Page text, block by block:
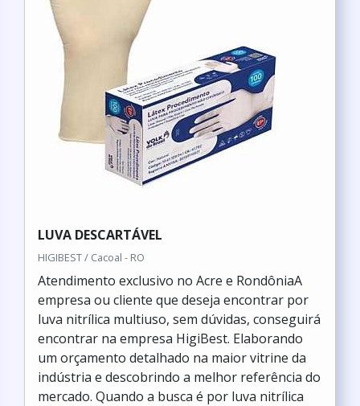
LUVA DESCARTÁVEL
HIGIBEST / Cacoal - RO
Atendimento exclusivo no Acre e RondôniaA
empresa ou cliente que deseja encontrar por
luva nitrílica multiuso, sem dúvidas, conseguirá
encontrar na empresa HigiBest. Elaborando
um orçamento detalhado na maior vitrine da
indústria e descobrindo a melhor referência do
mercado. Quando a busca é por luva nitrílica